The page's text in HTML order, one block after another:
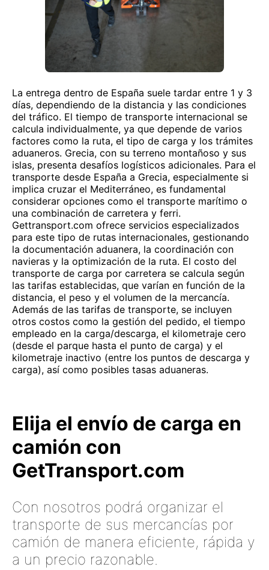
La entrega dentro de España suele tardar entre 1 y 3
días, dependiendo de la distancia y las condiciones
del tráfico. El tiempo de transporte internacional se
calcula individualmente, ya que depende de varios
factores como la ruta, el tipo de carga y los trámites
aduaneros. Grecia, con su terreno montañoso y sus
islas, presenta desafíos logísticos adicionales. Para el
transporte desde España a Grecia, especialmente si
implica cruzar el Mediterráneo, es fundamental
considerar opciones como el transporte marítimo o
una combinación de carretera y ferri.
Gettransport.com ofrece servicios especializados
para este tipo de rutas internacionales, gestionando
la documentación aduanera, la coordinación con
navieras y la optimización de la ruta. El costo del
transporte de carga por carretera se calcula según
las tarifas establecidas, que varían en función de la
distancia, el peso y el volumen de la mercancía.
Además de las tarifas de transporte, se incluyen
otros costos como la gestión del pedido, el tiempo
empleado en la carga/descarga, el kilometraje cero
(desde el parque hasta el punto de carga) y el
kilometraje inactivo (entre los puntos de descarga y
carga), así como posibles tasas aduaneras.
Elija el envío de carga en
camión con
GetTransport.com
Con nosotros podrá organizar el
transporte de sus mercancías por
camión de manera eficiente, rápida y
a un precio razonable.